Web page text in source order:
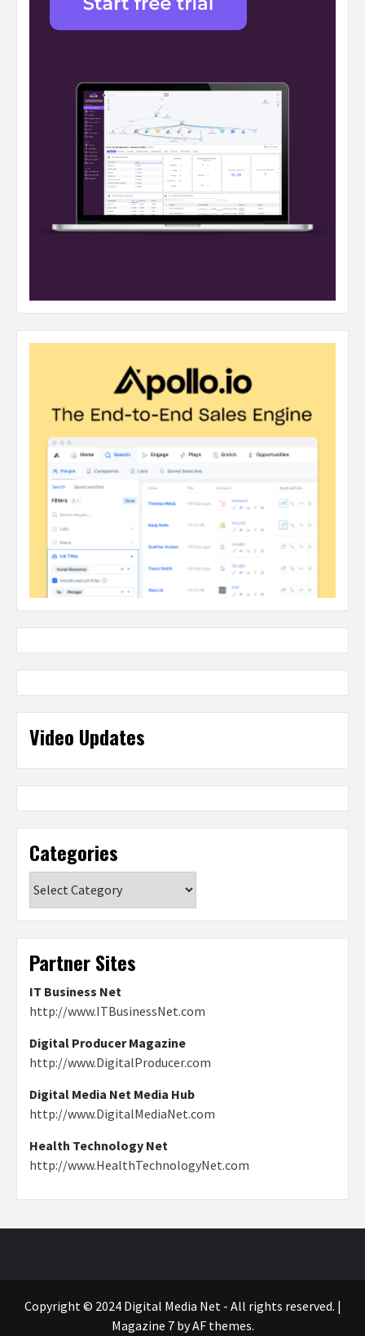
Video Updates
Categories
Partner Sites
IT Business Net
http://www.ITBusinessNet.com
Digital Producer Magazine
http://www.DigitalProducer.com
Digital Media Net Media Hub
http://www.DigitalMediaNet.com
Health Technology Net
http://www.HealthTechnologyNet.com
Copyright © 2024 Digital Media Net - All rights reserved. |
Magazine 7by AF themes.